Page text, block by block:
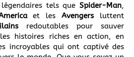
tels que Spider-Man,
et lesAvengers luttent
redoutables pour sauver
les histoires riches en action, en
incroyables qui ont captivé des